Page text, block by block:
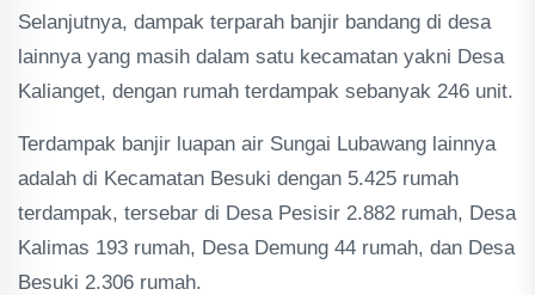
Selanjutnya, dampak terparah banjir bandang di desa
lainnya yang masih dalam satu kecamatan yakni Desa
Kalianget, dengan rumah terdampak sebanyak 246 unit.
Terdampak banjir luapan air Sungai Lubawang lainnya
adalah di Kecamatan Besuki dengan 5.425 rumah
terdampak, tersebar di Desa Pesisir 2.882 rumah, Desa
Kalimas 193 rumah, Desa Demung 44 rumah, dan Desa
Besuki 2.306 rumah.